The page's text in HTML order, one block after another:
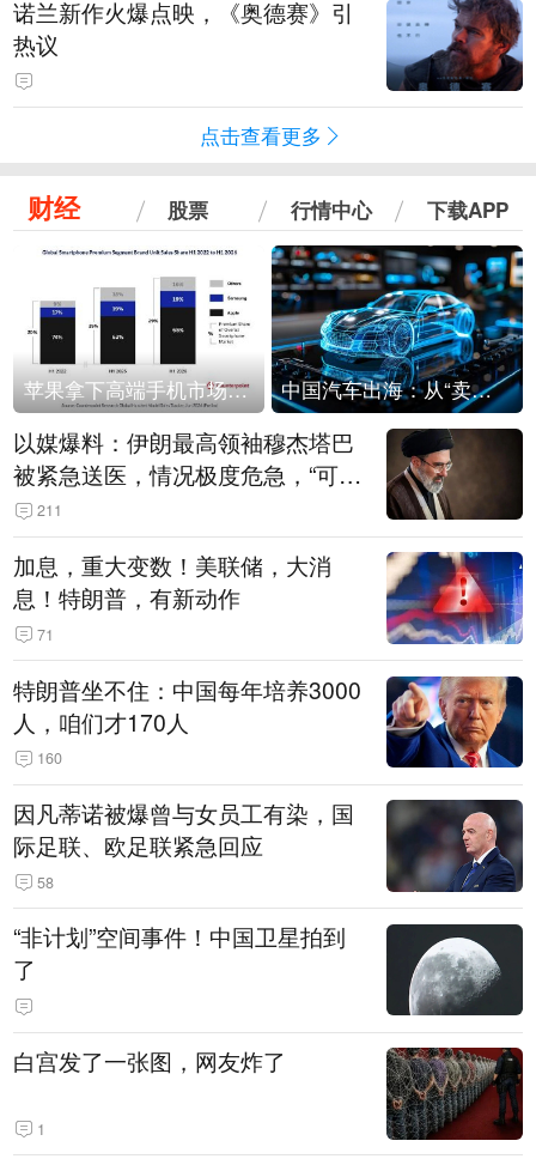
诺兰新作火爆点映，《奥德赛》引
热议
点击查看更多
财经 股票 行情中心 下载APP
苹果拿下高端手机市场65%的份额：iPhone 17系列功不可没 中国汽车出海：从“卖出去”到“走进去”
以媒爆料：伊朗最高领袖穆杰塔巴
被紧急送医，情况极度危急，“可能
随时会死去”
211
加息，重大变数！美联储，大消
息！特朗普，有新动作
71
特朗普坐不住：中国每年培养3000
人，咱们才170人
160
因凡蒂诺被爆曾与女员工有染，国
际足联、欧足联紧急回应
58
“非计划”空间事件！中国卫星拍到
了
白宫发了一张图，网友炸了
1